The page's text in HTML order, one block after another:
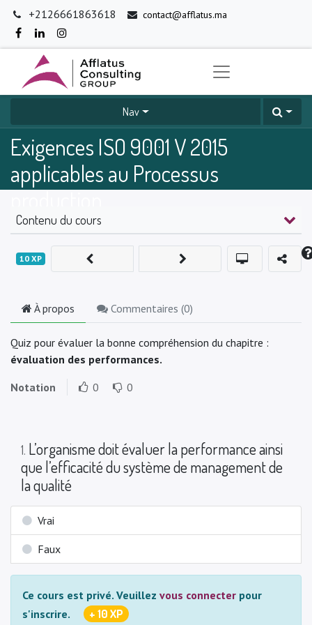
+2126661863618 contact@afflatus.ma
Nav
Exigences ISO 9001 V 2015
applicables au Processus
Contenu du cours
10 XP
À propos Commentaires (0)
Quiz pour évaluer la bonne compréhension du chapitre :
évaluation des performances.
Notation
0 0
1. L’organisme doit évaluer la performance ainsi
que l’efficacité du système de management de
la qualité
Vrai
Faux
Ce cours est privé. Veuillez vous connecter pour
s'inscrire.
+ 10 XP